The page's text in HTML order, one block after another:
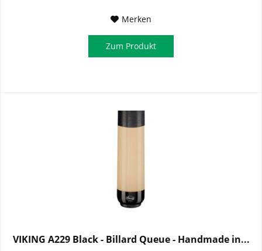
Merken
Zum Produkt
VIKING A229 Black - Billard Queue - Handmade in...